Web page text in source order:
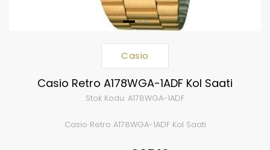
Casio
Casio Retro A178WGA-1ADF Kol Saati
Stok Kodu: A178WGA-1ADF
Casio Retro A178WGA-1ADF Kol Saati